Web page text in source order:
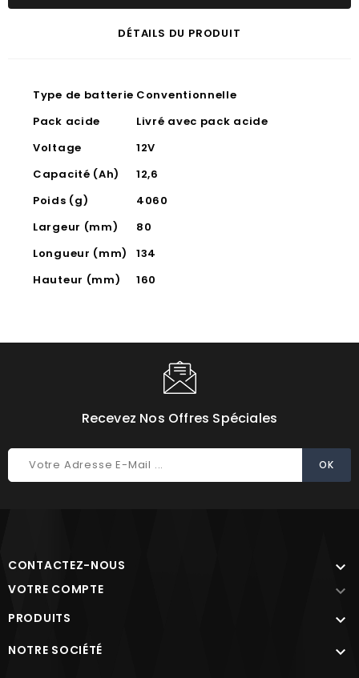
DÉTAILS DU PRODUIT
Type de batterie Conventionnelle
Pack acide
Livré avec pack acide
Voltage
12V
Capacité (Ah)
12,6
Poids (g)
4060
Largeur (mm)
80
Longueur (mm)
134
Hauteur (mm)
160
Recevez Nos Offres Spéciales
CONTACTEZ-NOUS 
VOTRE COMPTE 
PRODUITS 
NOTRE SOCIÉTÉ 